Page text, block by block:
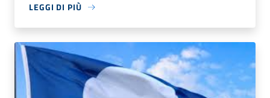
LEGGI DI PIÙ